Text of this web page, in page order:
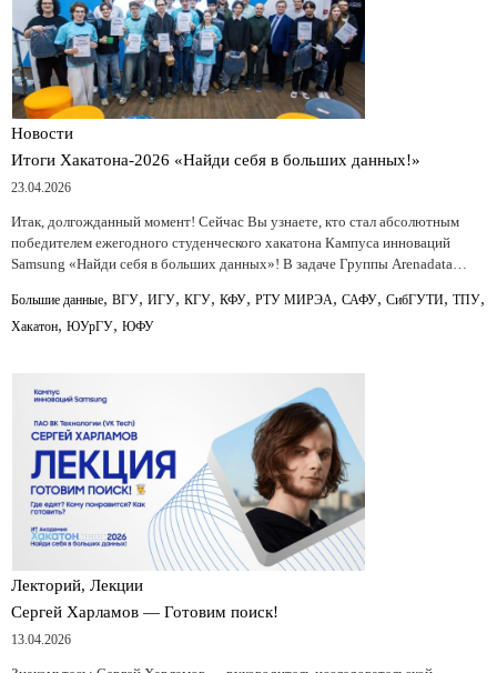
Новости
Итоги Хакатона-2026 «Найди себя в больших данных!»
23.04.2026
Итак, долгожданный момент! Сейчас Вы узнаете, кто стал абсолютным
победителем ежегодного студенческого хакатона Кампуса инноваций
Samsung «Найди себя в больших данных»! В задаче Группы Arenadata…
Большие данные, ВГУ, ИГУ, КГУ, КФУ, РТУ МИРЭА, САФУ, СибГУТИ, ТПУ,
Хакатон, ЮУрГУ, ЮФУ
Лекторий, Лекции
Сергей Харламов — Готовим поиск!
13.04.2026